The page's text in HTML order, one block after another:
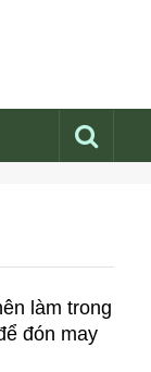
làm trong
đón may